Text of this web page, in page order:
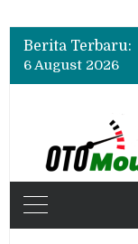
Berita Terbaru:
6 August 2026